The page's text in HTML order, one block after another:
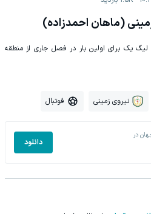
(ماهان احمدزاده)
کاراگستر شبستر با پیروزی در هفته 27 لیگ یک برای اولین بار در فصل جاری از منطقه
نیروی زمینی فوتبال
در
دانلود